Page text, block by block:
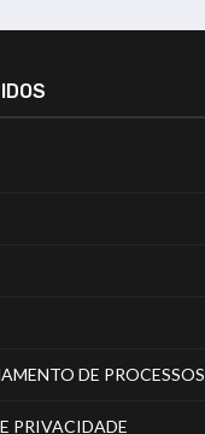
DE PROCESSOS
PRIVACIDADE